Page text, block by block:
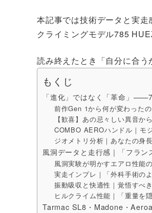
本記事では技術データと実走
クライミングモデル785
読み終えたとき「自分に合
もくじ
「進化」ではなく「革命」
前作Gen 1から何が変わった
【歓喜】あの忌々しい異音
COMBO AEROハンドル｜モ
ジオメトリ分析｜あなたの身
風洞データと走行感｜「フラ
風洞実験が明かすエアロ性能
実走インプレ｜「外科手術の
振動吸収と快適性｜覚悟すべ
ヒルクライム性能｜「重量を
Tarmac SL8・Madone・